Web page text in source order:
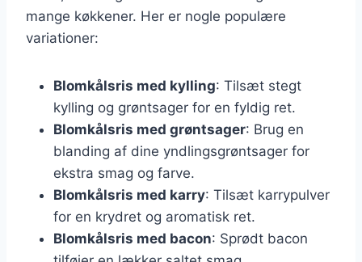
mange køkkener. Her er nogle populære
variationer:
Blomkålsris med kylling: Tilsæt stegt
kylling og grøntsager for en fyldig ret.
Blomkålsris med grøntsager: Brug en
blanding af dine yndlingsgrøntsager for
ekstra smag og farve.
Blomkålsris med karry: Tilsæt karrypulver
for en krydret og aromatisk ret.
Blomkålsris med bacon: Sprødt bacon